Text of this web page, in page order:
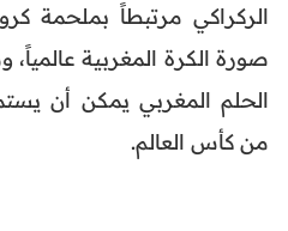
الركراكي مرتبطاً بملحمة
صورة الكرة المغربية عالمياً،
الحلم المغربي يمكن أن
من كأس العالم.